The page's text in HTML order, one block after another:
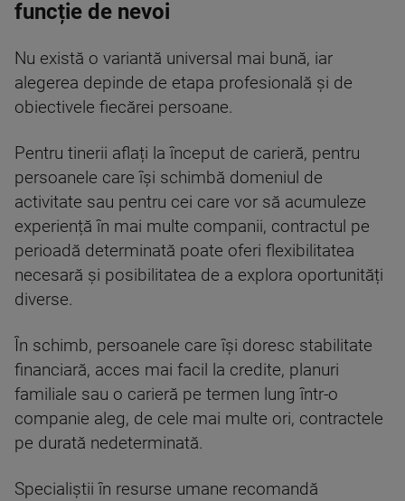
funcție de nevoi
Nu există o variantă universal mai bună, iar
alegerea depinde de etapa profesională și de
obiectivele fiecărei persoane.
Pentru tinerii aflați la început de carieră, pentru
persoanele care își schimbă domeniul de
activitate sau pentru cei care vor să acumuleze
experiență în mai multe companii, contractul pe
perioadă determinată poate oferi flexibilitatea
necesară și posibilitatea de a explora oportunități
diverse.
În schimb, persoanele care își doresc stabilitate
financiară, acces mai facil la credite, planuri
familiale sau o carieră pe termen lung într-o
companie aleg, de cele mai multe ori, contractele
pe durată nedeterminată.
Specialiștii în resurse umane recomandă